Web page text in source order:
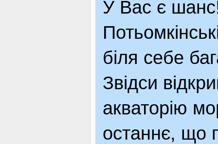
У Вас є
біля себе
Звідси
акваторію
останнє, що